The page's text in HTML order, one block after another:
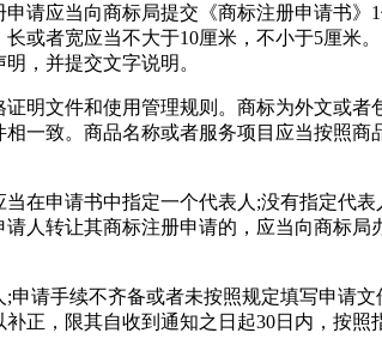
请应当向商标局提交《商标注册申请书
或者宽应当不大于10厘米，不小于5厘米
，并提交文字说明。
明文件和使用管理规则。商标为外文或
一致。商品名称或者服务项目应当按照
在申请书中指定一个代表人;没有指定代
人转让其商标注册申请的，应当向商标
请手续不齐备或者未按照规定填写申请
正，限其自收到通知之日起30日内，按